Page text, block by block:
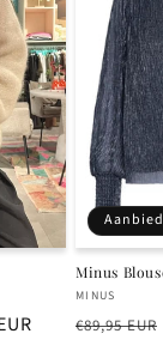
Minus
Verkoper:
MINUS
Normale
€89,95 EUR